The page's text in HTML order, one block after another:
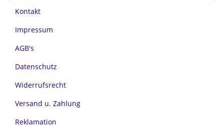
Kontakt
Impressum
AGB's
Datenschutz
Widerrufsrecht
Versand u. Zahlung
Reklamation